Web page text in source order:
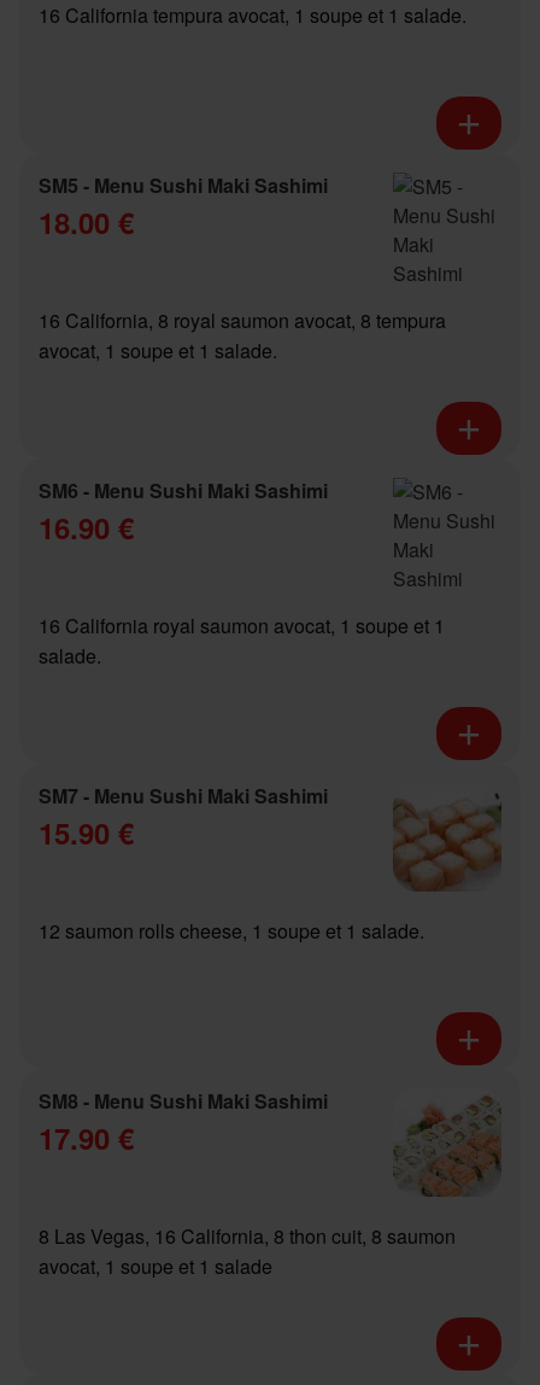
16 California tempura avocat, 1 soupe et 1 salade.
SM5 - Menu Sushi Maki Sashimi
18.00 €
16 California, 8 royal saumon avocat, 8 tempura
avocat, 1 soupe et 1 salade.
SM6 - Menu Sushi Maki Sashimi
16.90 €
16 California royal saumon avocat, 1 soupe et 1
salade.
SM7 - Menu Sushi Maki Sashimi
15.90 €
12 saumon rolls cheese, 1 soupe et 1 salade.
SM8 - Menu Sushi Maki Sashimi
17.90 €
8 Las Vegas, 16 California, 8 thon cuit, 8 saumon
avocat, 1 soupe et 1 salade